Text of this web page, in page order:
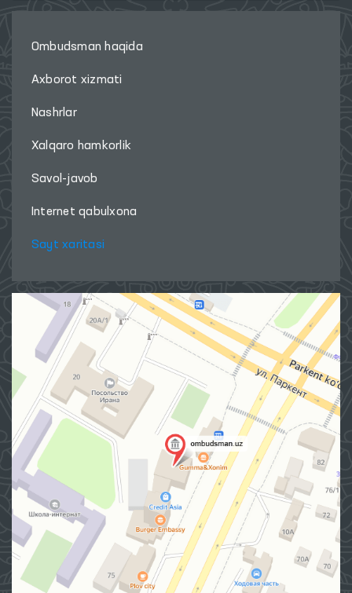
Ombudsman haqida
Axborot xizmati
Nashrlar
Xalqaro hamkorlik
Savol-javob
Internet qabulxona
Sayt xaritasi